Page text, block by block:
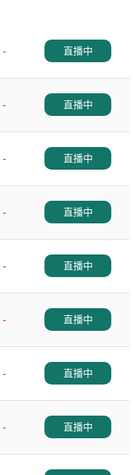
-
直播中
-
直播中
-
直播中
-
直播中
-
直播中
-
直播中
-
直播中
-
直播中